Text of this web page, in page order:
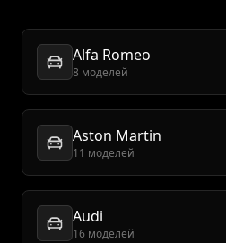
Alfa Romeo
8 моделей
Aston Martin
11 моделей
Audi
16 моделей